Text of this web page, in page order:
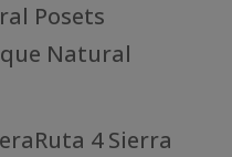
Posets
Natural
4 Sierra